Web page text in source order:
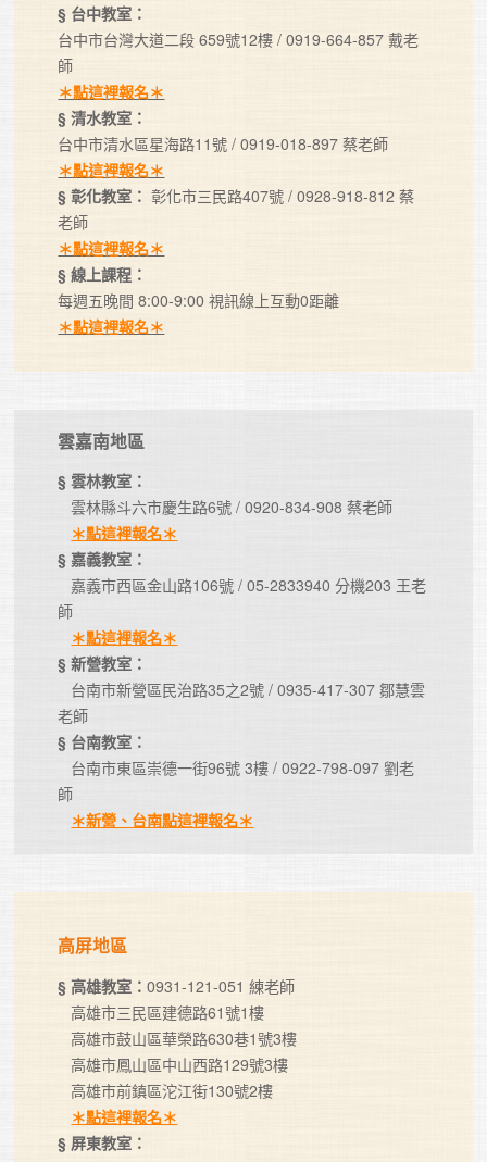
§ 台中教室：
台中市台灣大道二段 659號12樓 / 0919-664-857 戴老
師
＊點這裡報名＊
§ 清水教室：
台中市清水區星海路11號 / 0919-018-897 蔡老師
＊點這裡報名＊
§ 彰化教室： 彰化市三民路407號 / 0928-918-812 蔡
老師
＊點這裡報名＊
§ 線上課程：
每週五晚間 8:00-9:00 視訊線上互動0距離
＊點這裡報名＊
雲嘉南地區
§ 雲林教室：
   雲林縣斗六市慶生路6號 / 0920-834-908 蔡老師
＊點這裡報名＊
§ 嘉義教室：
師
＊點這裡報名＊
§ 新營教室：
§ 台南教室：
師
＊新營、台南點這裡報名＊
高屏地區
§ 高雄教室：0931-121-051 練老師
   高雄市三民區建德路61號1樓
   高雄市鼓山區華榮路630巷1號3樓
   高雄市鳳山區中山西路129號3樓
   高雄市前鎮區沱江街130號2樓
＊點這裡報名＊
§ 屏東教室：